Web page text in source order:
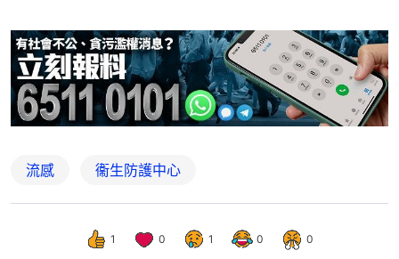
流感 衞生防護中心
1 0 1 0 0